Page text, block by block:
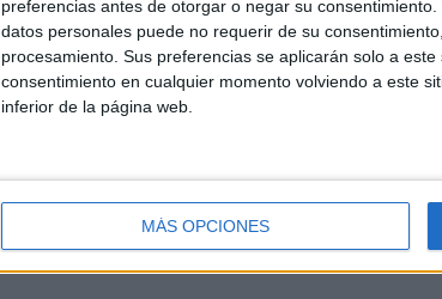
preferencias antes de otorgar o negar su consentimiento.
datos personales puede no requerir de su
procesamiento. Sus preferencias se aplicarán solo a
consentimiento en cualquier momento volviendo a este
inferior de la página web.
MÁS OPCIONES